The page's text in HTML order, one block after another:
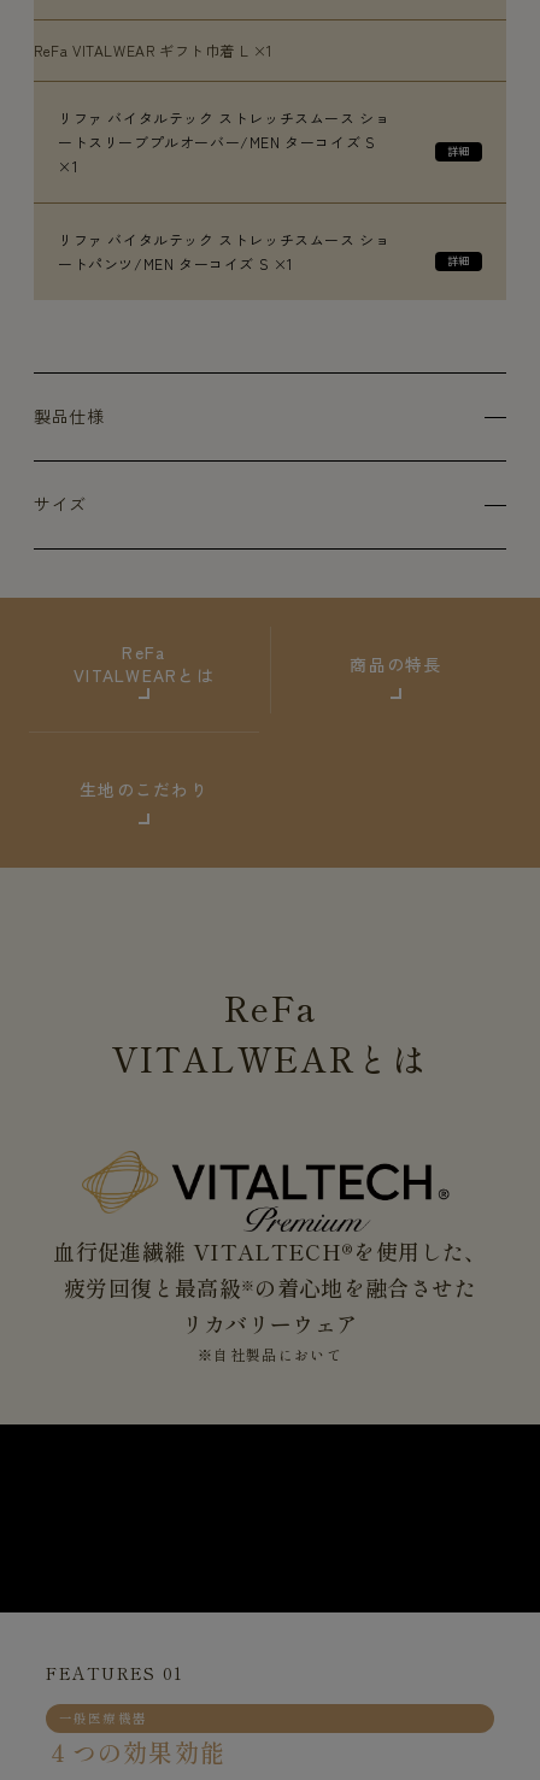
ReFa VITALWEAR ギフト巾着 L ×1
リファ バイタルテック ストレッチスムース ショ
ートスリーブプルオーバー/MEN ターコイズ S
×1
リファ バイタルテック ストレッチスムース ショ
ートパンツ/MEN ターコイズ S ×1
製品仕様
サイズ
ReFa
VITALWEARとは
商品の特長
生地のこだわり
ReFa
VITALWEAR とは
血行促進繊維 VITALTECH®を使用した、
疲労回復と最高級※ の着心地を融合させた
リカバリーウェア
※自社製品において
FEATURES 01
一般医療機器
４つの効果効能